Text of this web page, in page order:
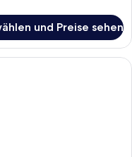
und Preise sehen
mit zwei Betten,